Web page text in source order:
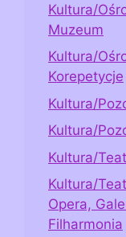
Kultura/
Muzeum
Kultura/
Korepetycje
Kultura/
Kultura/
Kultura/
Kultura/
Opera,
Filharmonia